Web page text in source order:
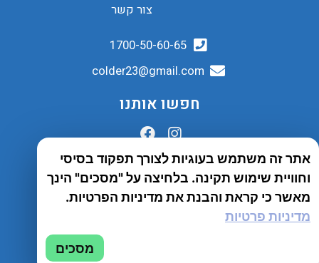
צור קשר
1700-50-60-65
colder23@gmail.com
חפשו אותנו
הובלות לכל הארץ
שירות יבואן
אתר זה משתמש בעוגיות לצורך תפקוד בסיסי
וחוויית שימוש תקינה. בלחיצה על "מסכים" הינך
מאשר כי קראת והבנת את מדיניות הפרטיות.
מדיניות פרטיות
מסכים